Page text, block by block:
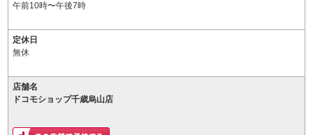
午前10時〜午後7時
定休日
無休
店舗名
ドコモショップ千歳烏山店